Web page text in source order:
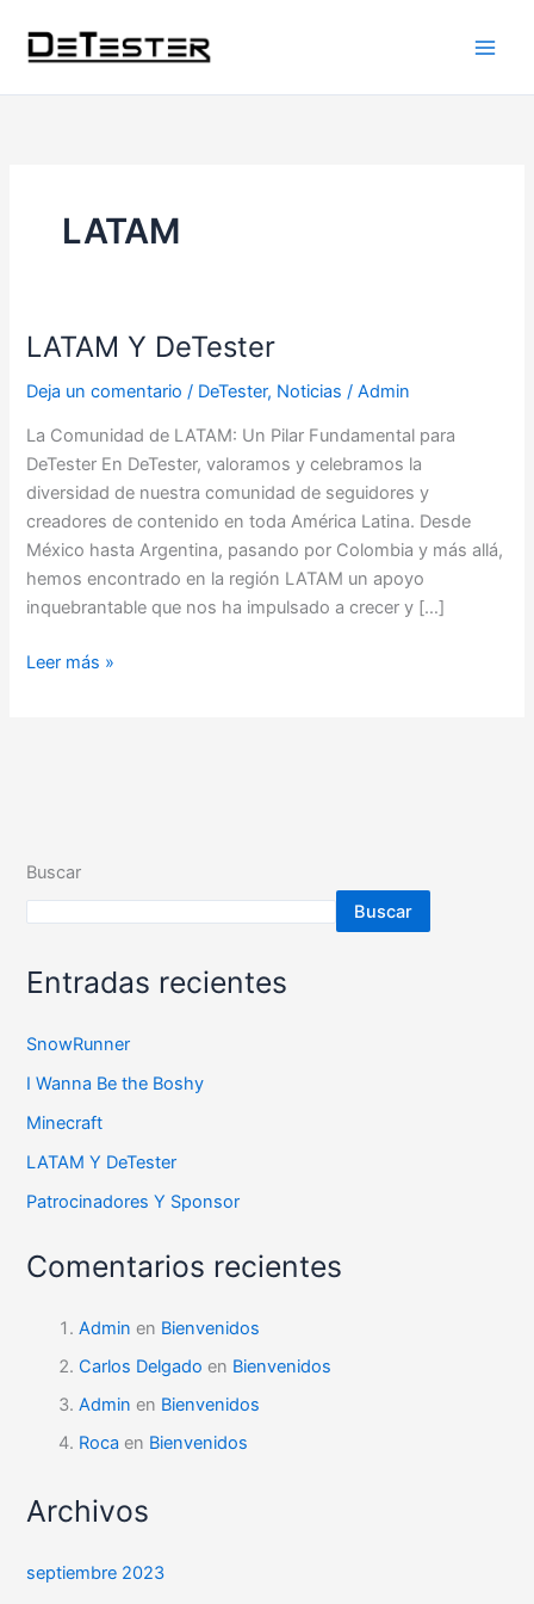
contenido
LATAM
LATAM Y DeTester
Deja un comentario / DeTester, Noticias /Admin
La Comunidad de LATAM: Un Pilar Fundamental para
DeTester En DeTester, valoramos y celebramos la
diversidad de nuestra comunidad de seguidores y
creadores de contenido en toda América Latina. Desde
México hasta Argentina, pasando por Colombia y más allá,
hemos encontrado en la región LATAM un apoyo
inquebrantable que nos ha impulsado a crecer y […]
LATAM
DeTester
Leer más »
Buscar
Buscar
Entradas recientes
SnowRunner
I Wanna Be the Boshy
Minecraft
LATAM Y DeTester
Patrocinadores Y Sponsor
Comentarios recientes
Admin en Bienvenidos
Carlos Delgado en Bienvenidos
Admin en Bienvenidos
Roca en Bienvenidos
Archivos
septiembre 2023